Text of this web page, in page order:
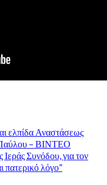
ελπίδα Αναστάσεως
Παύλου – ΒΙΝΤΕΟ
Συνόδου, για τον
πατερικό λόγο”